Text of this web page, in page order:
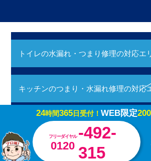
トイレの水漏れ・つまり修理の対応エ
キッチンのつまり・水漏れ修理の対応
お風呂の水漏れ・つまり修理の対応エ
24時間365日受付！ WEB限定
フリーダイヤル
0120
-492-
315